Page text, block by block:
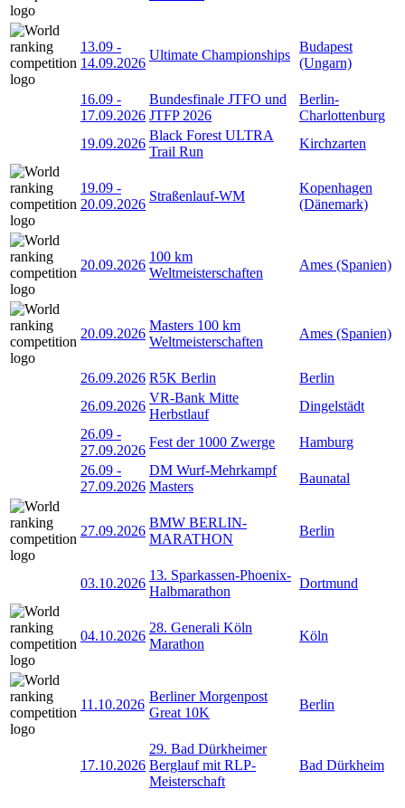
13.09 -
14.09.2026
Ultimate Championships
Budapest
(Ungarn)
16.09 -
17.09.2026
Bundesfinale JTFO und
JTFP 2026
Berlin-
Charlottenburg
19.09.2026
Black Forest ULTRA
Trail Run
Kirchzarten
19.09 -
20.09.2026
Straßenlauf-WM
Kopenhagen
(Dänemark)
20.09.2026
100 km
Weltmeisterschaften
Ames (Spanien)
20.09.2026
Masters 100 km
Weltmeisterschaften
Ames (Spanien)
26.09.2026 R5K Berlin
Berlin
26.09.2026
VR-Bank Mitte
Herbstlauf
Dingelstädt
26.09 -
27.09.2026
Fest der 1000 Zwerge
Hamburg
26.09 -
27.09.2026
DM Wurf-Mehrkampf
Masters
Baunatal
27.09.2026
BMW BERLIN-
MARATHON
Berlin
03.10.2026
13. Sparkassen-Phoenix-
Halbmarathon
Dortmund
04.10.2026
28. Generali Köln
Marathon
Köln
11.10.2026
Berliner Morgenpost
Great 10K
Berlin
17.10.2026
29. Bad Dürkheimer
Berglauf mit RLP-
Meisterschaft
Bad Dürkheim